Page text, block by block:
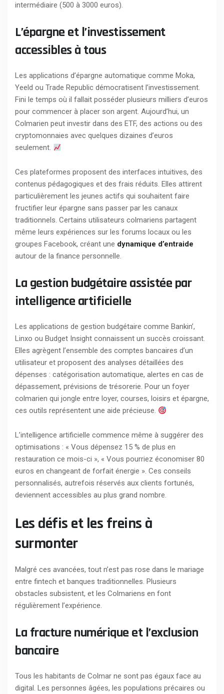
intermédiaire (500 à 3000 euros).
L’épargne et l’investissement
accessibles à tous
Les applications d’épargne automatique comme Moka,
Yeeld ou Trade Republic démocratisent l’investissement.
Fini le temps où il fallait posséder plusieurs milliers d’euros
pour commencer à placer son argent. Aujourd’hui, un
Colmarien peut investir dans des ETF, des actions ou des
cryptomonnaies avec quelques dizaines d’euros
seulement.
Ces plateformes proposent des interfaces intuitives, des
contenus pédagogiques et des frais réduits. Elles attirent
particulièrement les jeunes actifs qui souhaitent faire
fructifier leur épargne sans passer par les canaux
traditionnels. Certains utilisateurs colmariens partagent
même leurs expériences sur les forums locaux ou les
groupes Facebook, créant une dynamique d’entraide
autour de la finance personnelle.
La gestion budgétaire assistée par
intelligence artificielle
Les applications de gestion budgétaire comme Bankin’,
Linxo ou Budget Insight connaissent un succès croissant.
Elles agrègent l’ensemble des comptes bancaires d’un
utilisateur et proposent des analyses détaillées des
dépenses : catégorisation automatique, alertes en cas de
dépassement, prévisions de trésorerie. Pour un foyer
colmarien qui jongle entre loyer, courses, loisirs et épargne,
ces outils représentent une aide précieuse.
L’intelligence artificielle commence même à suggérer des
optimisations : « Vous dépensez 15 % de plus en
restauration ce mois-ci », « Vous pourriez économiser 80
euros en changeant de forfait énergie ». Ces conseils
personnalisés, autrefois réservés aux clients fortunés,
deviennent accessibles au plus grand nombre.
Les défis et les freins à
surmonter
Malgré ces avancées, tout n’est pas rose dans le mariage
entre fintech et banques traditionnelles. Plusieurs
obstacles subsistent, et les Colmariens en font
régulièrement l’expérience.
La fracture numérique et l’exclusion
bancaire
Tous les habitants de Colmar ne sont pas égaux face au
digital. Les personnes âgées, les populations précaires ou